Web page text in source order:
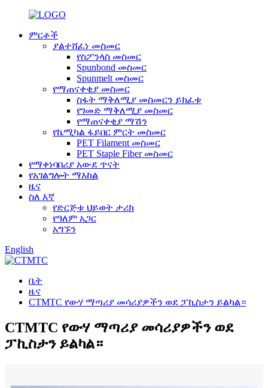
ምርቶች
ያልተሸፈነ መስመር
የስፖንላስ መስመር
Spunbond መስመር
Spunmelt መስመር
የማጠናቀቂያ መስመር
ስፋት ማቅለሚያ መስመርን ይክፈቱ
የገመድ ማቅለሚያ መስመር
የማጠናቀቂያ ማሽን
የኬሚካል ፋይበር ምርት መስመር
PET Filament መስመር
PET Staple Fiber መስመር
የማቀነባበሪያ አውደ ጥናት
የአገልግሎት ማእከል
ዜና
ስለ እኛ
የድርጅቱ ህይወት ታሪክ
የዓለም አጋር
አግኙን
English
ቤት
ዜና
CTMTC የውሃ ማጣሪያ መሳሪያዎችን ወደ ፓኪስታን ይልካል።
CTMTC የውሃ ማጣሪያ መሳሪያዎችን ወደ
ፓኪስታን ይልካል።